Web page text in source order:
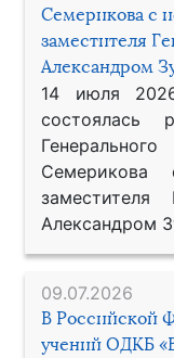
Семерикова с
заместителя
Александром
14 июля
состоялась
Семерикова
заместителя
Александром
09.07.2026
В Российской
учений ОДКБ